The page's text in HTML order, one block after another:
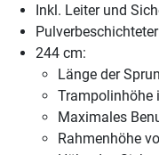
Inkl. Leiter und
244 cm:
Länge der
Trampolinhöhe
Maximales
Rahmenhöhe